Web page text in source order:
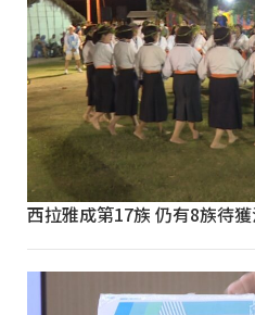
西拉雅成第17族 仍有8族待